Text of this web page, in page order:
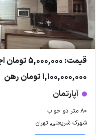
قیمت: 5,000,000 تومان اجاره
1,100,000,000 تومان رهن
آپارتمان
۸۰ متر دو خواب
شهرک شریعتی, تهران